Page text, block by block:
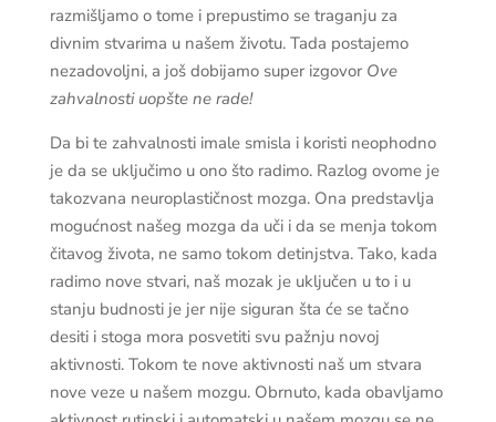
razmišljamo o tome i prepustimo se traganju za
divnim stvarima u našem životu. Tada postajemo
nezadovoljni, a još dobijamo super izgovorOve
zahvalnosti uopšte ne rade!
Da bi te zahvalnosti imale smisla i koristi neophodno
je da se uključimo u ono što radimo. Razlog ovome je
takozvana neuroplastičnost mozga. Ona predstavlja
mogućnost našeg mozga da uči i da se menja tokom
čitavog života, ne samo tokom detinjstva. Tako, kada
radimo nove stvari, naš mozak je uključen u to i u
stanju budnosti je jer nije siguran šta će se tačno
desiti i stoga mora posvetiti svu pažnju novoj
aktivnosti. Tokom te nove aktivnosti naš um stvara
nove veze u našem mozgu. Obrnuto, kada obavljamo